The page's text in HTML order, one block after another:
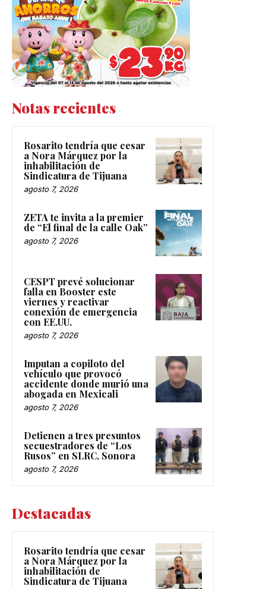
Notas recientes
Rosarito tendría que cesar
a Nora Márquez por la
inhabilitación de
Sindicatura de Tijuana
agosto 7, 2026
ZETA te invita a la premier
de “El final de la calle Oak”
agosto 7, 2026
CESPT prevé solucionar
falla en Booster este
viernes y reactivar
conexión de emergencia
con EE.UU.
agosto 7, 2026
Imputan a copiloto del
vehículo que provocó
accidente donde murió una
abogada en Mexicali
agosto 7, 2026
Detienen a tres presuntos
secuestradores de “Los
Rusos” en SLRC, Sonora
agosto 7, 2026
Destacadas
Rosarito tendría que cesar
a Nora Márquez por la
inhabilitación de
Sindicatura de Tijuana